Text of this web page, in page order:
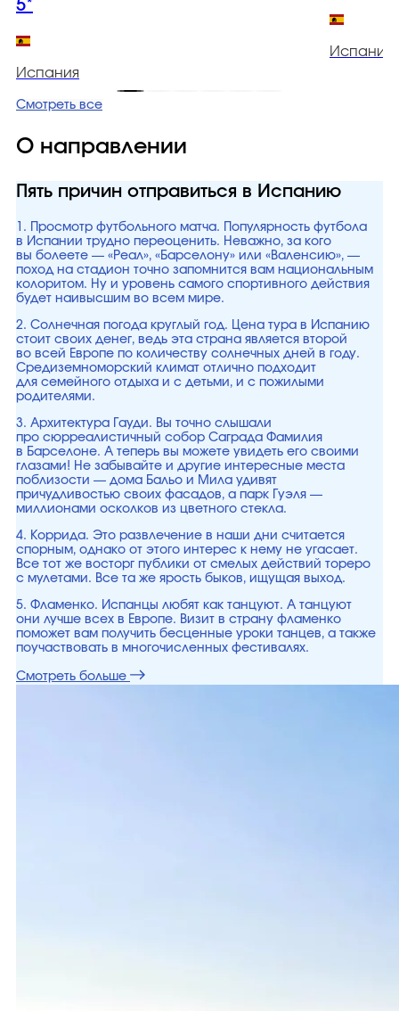
5*
Испания
Испания
Смотреть все
О направлении
Пять причин отправиться в Испанию
1. Просмотр футбольного матча. Популярность футбола
в Испании трудно переоценить. Неважно, за кого
вы болеете — «Реал», «Барселону» или «Валенсию», —
поход на стадион точно запомнится вам национальным
колоритом. Ну и уровень самого спортивного действия
будет наивысшим во всем мире.
2. Солнечная погода круглый год. Цена тура в Испанию
стоит своих денег, ведь эта страна является второй
во всей Европе по количеству солнечных дней в году.
Средиземноморский климат отлично подходит
для семейного отдыха и с детьми, и с пожилыми
родителями.
3. Архитектура Гауди. Вы точно слышали
про сюрреалистичный собор Саграда Фамилия
в Барселоне. А теперь вы можете увидеть его своими
глазами! Не забывайте и другие интересные места
поблизости — дома Бальо и Мила удивят
причудливостью своих фасадов, а парк Гуэля —
миллионами осколков из цветного стекла.
4. Коррида. Это развлечение в наши дни считается
спорным, однако от этого интерес к нему не угасает.
Все тот же восторг публики от смелых действий тореро
с мулетами. Все та же ярость быков, ищущая выход.
5. Фламенко. Испанцы любят как танцуют. А танцуют
они лучше всех в Европе. Визит в страну фламенко
поможет вам получить бесценные уроки танцев, а также
поучаствовать в многочисленных фестивалях.
Смотреть больше